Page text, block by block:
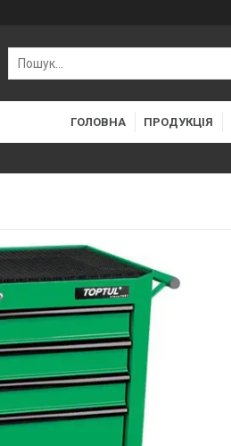
ГОЛОВНА ПРОДУКЦІЯ